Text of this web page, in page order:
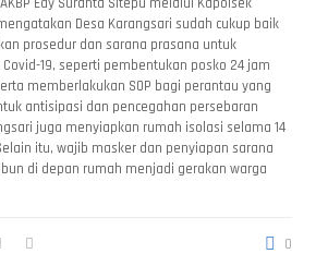
Desa Karangsari sudah cukup baik
prosedur dan sarana prasana untuk
19, seperti pembentukan posko 24 jam
memberlakukan SOP bagi perantau yang
antisipasi dan pencegahan persebaran
juga menyiapkan rumah isolasi selama 14
itu, wajib masker dan penyiapan sarana
di depan rumah menjadi gerakan warga
0